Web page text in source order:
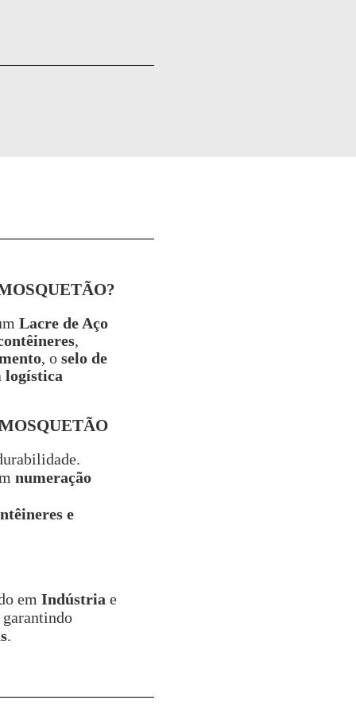
Lacre de Aço
,
, o selo de
logística
numeração
e
em Indústria e
garantindo
.